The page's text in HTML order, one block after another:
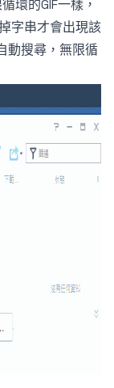
環的GIF一樣，
字串才會出現該
動搜尋，無限循